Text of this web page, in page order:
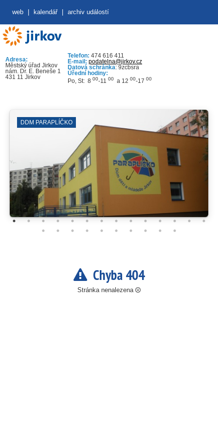
web kalendář archiv událostí
Adresa:
Městský úřad Jirkov
nám. Dr. E. Beneše 1
431 11 Jirkov
Telefon: 474 616 411
E-mail: podatelna@jirkov.cz
Datová schránka: 9zcbsra
Úřední hodiny:
Po, St: 8 00-11 00 a 12 00-17 00
DDM PARAPLÍČKO
Chyba 404
Stránka nenalezena